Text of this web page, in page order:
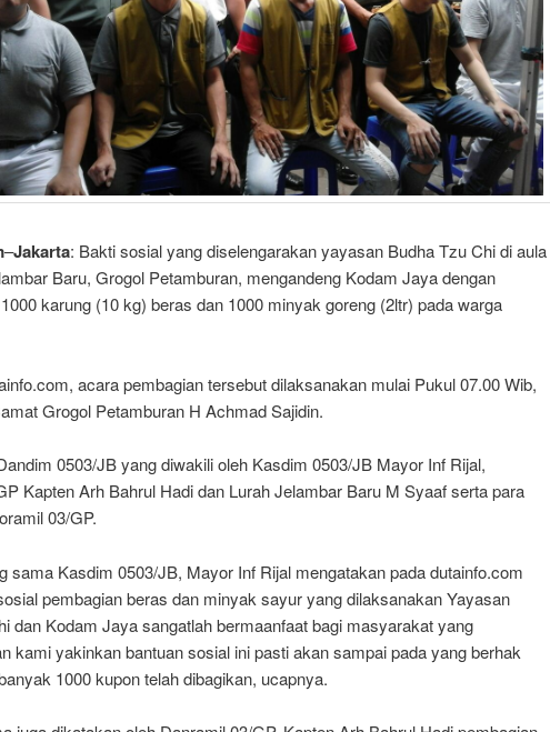
–Jakarta: Bakti sosial yang diselengarakan yayasan Budha Tzu Chi di aula
Baru, Grogol Petamburan, mengandeng Kodam Jaya dengan
karung (10 kg) beras dan 1000 minyak goreng (2ltr) pada warga
acara pembagian tersebut dilaksanakan mulai Pukul 07.00 Wib,
Grogol Petamburan H Achmad Sajidin.
0503/JB yang diwakili oleh Kasdim 0503/JB Mayor Inf Rijal,
Kapten Arh Bahrul Hadi dan Lurah Jelambar Baru M Syaaf serta para
03/GP.
sama Kasdim 0503/JB, Mayor Inf Rijal mengatakan pada dutainfo.com
pembagian beras dan minyak sayur yang dilaksanakan Yayasan
dan Kodam Jaya sangatlah bermaanfaat bagi masyarakat yang
kami yakinkan bantuan sosial ini pasti akan sampai pada yang berhak
1000 kupon telah dibagikan, ucapnya.